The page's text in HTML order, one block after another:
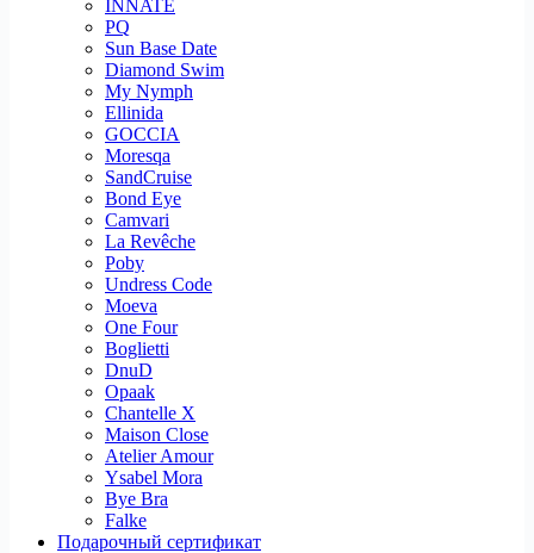
INNATE
PQ
Sun Base Date
Diamond Swim
My Nymph
Ellinida
GOCCIA
Moresqa
SandCruise
Bond Eye
Camvari
La Revêche
Poby
Undress Code
Moeva
One Four
Boglietti
DnuD
Opaak
Chantelle X
Maison Close
Atelier Amour
Ysabel Mora
Bye Bra
Falke
Подарочный сертификат